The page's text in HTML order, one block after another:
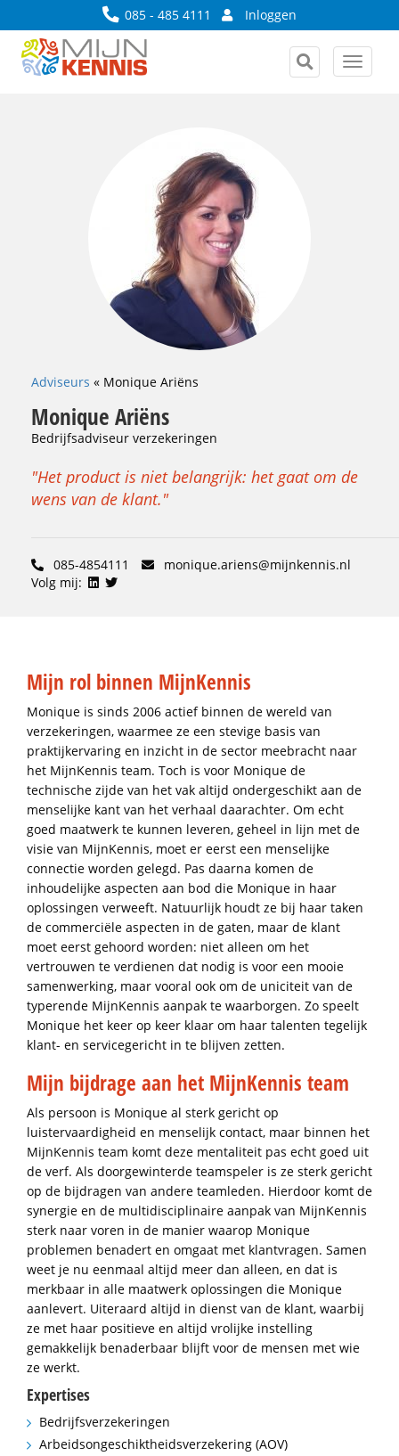
085 - 485 4111 Inloggen
Toggle
Adviseurs « Monique Ariëns
Monique Ariëns
Bedrijfsadviseur verzekeringen
"Het product is niet belangrijk: het gaat om de
wens van de klant."
085-4854111
monique.ariens@mijnkennis.nl
Volg mij:
Mijn rol binnen MijnKennis
Monique is sinds 2006 actief binnen de wereld van
verzekeringen, waarmee ze een stevige basis van
praktijkervaring en inzicht in de sector meebracht naar
het MijnKennis team. Toch is voor Monique de
technische zijde van het vak altijd ondergeschikt aan de
menselijke kant van het verhaal daarachter. Om echt
goed maatwerk te kunnen leveren, geheel in lijn met de
visie van MijnKennis, moet er eerst een menselijke
connectie worden gelegd. Pas daarna komen de
inhoudelijke aspecten aan bod die Monique in haar
oplossingen verweeft. Natuurlijk houdt ze bij haar taken
de commerciële aspecten in de gaten, maar de klant
moet eerst gehoord worden: niet alleen om het
vertrouwen te verdienen dat nodig is voor een mooie
samenwerking, maar vooral ook om de uniciteit van de
typerende MijnKennis aanpak te waarborgen. Zo speelt
Monique het keer op keer klaar om haar talenten tegelijk
klant- en servicegericht in te blijven zetten.
Mijn bijdrage aan het MijnKennis team
Als persoon is Monique al sterk gericht op
luistervaardigheid en menselijk contact, maar binnen het
MijnKennis team komt deze mentaliteit pas echt goed uit
de verf. Als doorgewinterde teamspeler is ze sterk gericht
op de bijdragen van andere teamleden. Hierdoor komt de
synergie en de multidisciplinaire aanpak van MijnKennis
sterk naar voren in de manier waarop Monique
problemen benadert en omgaat met klantvragen. Samen
weet je nu eenmaal altijd meer dan alleen, en dat is
merkbaar in alle maatwerk oplossingen die Monique
aanlevert. Uiteraard altijd in dienst van de klant, waarbij
ze met haar positieve en altijd vrolijke instelling
gemakkelijk benaderbaar blijft voor de mensen met wie
ze werkt.
Expertises
Bedrijfsverzekeringen
Arbeidsongeschiktheids­verzekering (AOV)